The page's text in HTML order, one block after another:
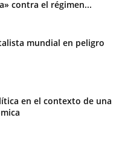
contra el régimen...
mundial en peligro
en el contexto de una